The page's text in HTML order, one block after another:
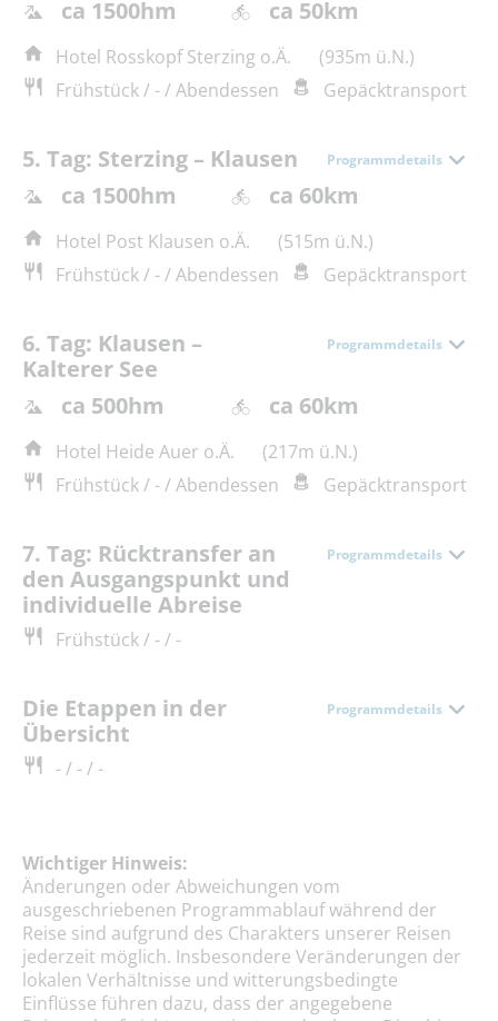
ca 1500hm ca 50km
Hotel Rosskopf Sterzing o.Ä.
(935m ü.N.)
Frühstück / - / Abendessen
Gepäcktransport
5. Tag: Sterzing – Klausen Programmdetails
ca 1500hm ca 60km
Hotel Post Klausen o.Ä.
(515m ü.N.)
Frühstück / - / Abendessen
Gepäcktransport
6. Tag: Klausen –
Kalterer See
Programmdetails
ca 500hm ca 60km
Hotel Heide Auer o.Ä.
(217m ü.N.)
Frühstück / - / Abendessen
Gepäcktransport
7. Tag: Rücktransfer an
den Ausgangspunkt und
individuelle Abreise
Programmdetails
Frühstück / - / -
Die Etappen in der
Übersicht
Programmdetails
- / - / -
Wichtiger Hinweis:
Änderungen oder Abweichungen vom
ausgeschriebenen Programmablauf während der
Reise sind aufgrund des Charakters unserer Reisen
jederzeit möglich. Insbesondere Veränderungen der
lokalen Verhältnisse und witterungsbedingte
Einflüsse führen dazu, dass der angegebene